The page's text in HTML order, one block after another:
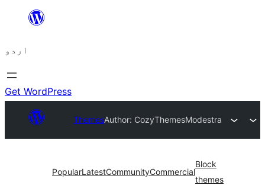
چھوڑیں
پر
جائیں
اردو
Get WordPress
ThemesAuthor: CozyThemesModestra
PopularLatestCommunityCommercial
Block
themes